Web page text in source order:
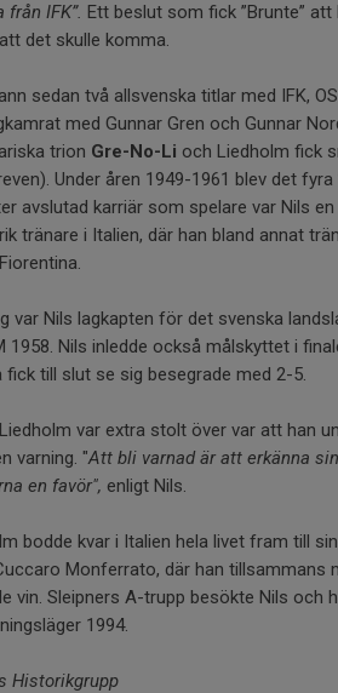
IFK”. Ett beslut som fick ”Brunte”
det skulle komma.
sedan två allsvenska titlar med IFK,
med Gunnar Gren och Gunnar
trion Gre-No-Li och Liedholm fick
Under åren 1949-1961 blev det
avslutad karriär som spelare var Nils
tränare i Italien, där han bland annat
var Nils lagkapten för det svenska
1958. Nils inledde också målskyttet i
fick till slut se sig besegrade med 2-5.
var extra stolt över var att han
varning. "Att bli varnad är att erkänna
en favör", enligt Nils.
bodde kvar i Italien hela livet fram till
Monferrato, där han tillsammans
vin. Sleipners A-trupp besökte Nils och
1994.
Historikgrupp